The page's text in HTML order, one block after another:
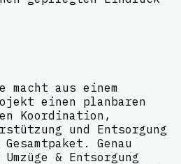
macht aus einem
einen planbaren
Koordination,
und Entsorgung
Genau
& Entsorgung